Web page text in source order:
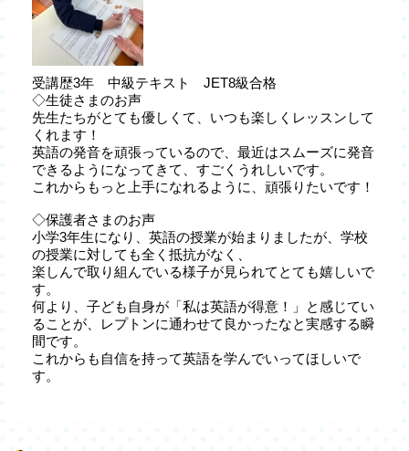
受講歴3年 中級テキスト JET8級合格
◇生徒さまのお声
先生たちがとても優しくて、いつも楽しくレッスンして
くれます！
英語の発音を頑張っているので、最近はスムーズに発音
できるようになってきて、すごくうれしいです。
これからもっと上手になれるように、頑張りたいです！
◇保護者さまのお声
小学3年生になり、英語の授業が始まりましたが、学校
の授業に対しても全く抵抗がなく、
楽しんで取り組んでいる様子が見られてとても嬉しいで
す。
何より、子ども自身が「私は英語が得意！」と感じてい
ることが、レプトンに通わせて良かったなと実感する瞬
間です。
これからも自信を持って英語を学んでいってほしいで
す。